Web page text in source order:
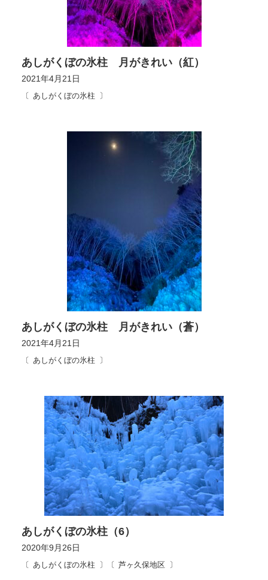
2021年4月21日
あしがくぼの氷柱
あしがくぼの氷柱 月がきれい（紅）
2021年4月21日
あしがくぼの氷柱
あしがくぼの氷柱 月がきれい（蒼）
2020年9月26日
あしがくぼの氷柱 芦ヶ久保地区
あしがくぼの氷柱（6）